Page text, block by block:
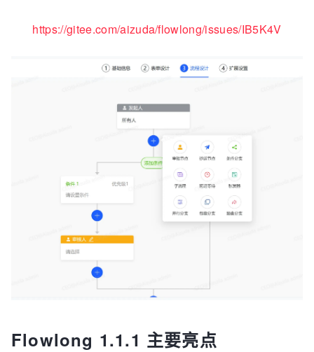
https://gitee.com/aizuda/flowlong/issues/IB5K4V
Flowlong 1.1.1 主要亮点